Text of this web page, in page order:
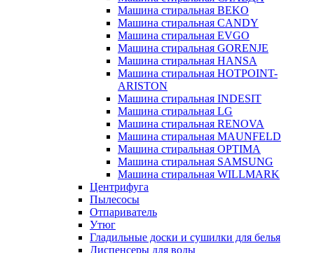
Машина стиральная BEKO
Машина стиральная CANDY
Машина стиральная EVGO
Машина стиральная GORENJE
Машина стиральная HANSA
Машина стиральная HOTPOINT-
ARISTON
Машина стиральная INDESIT
Машина стиральная LG
Машина стиральная RENOVA
Машина стиральная MAUNFELD
Машина стиральная OPTIMA
Машина стиральная SAMSUNG
Машина стиральная WILLMARK
Центрифуга
Пылесосы
Отпариватель
Утюг
Гладильные доски и сушилки для белья
Диспенсеры для воды